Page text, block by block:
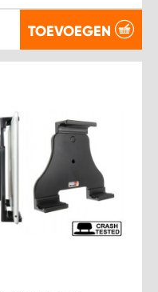
TOEVOEGEN